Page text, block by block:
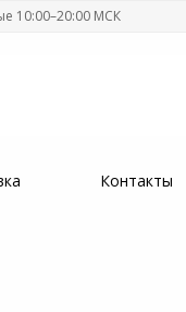
10:00–20:00 МСК
Контакты